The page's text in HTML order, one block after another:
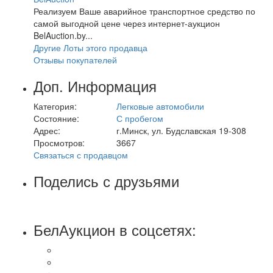
Реализуем Ваше аварийное транспортное средство по
самой выгодной цене через интернет-аукцион
BelAuction.by...
Другие Лоты этого продавца
Отзывы покупателей
Доп. Информация
Категория:
Легковые автомобили
Состояние:
С пробегом
Адрес:
г.Минск, ул. Будславская 19-308
Просмотров:
3667
Связаться с продавцом
Поделись с друзьями
БелАукцион в соцсетях: